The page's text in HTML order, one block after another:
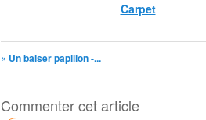
Carpet
« Un baiser papillon -...
Commenter cet article